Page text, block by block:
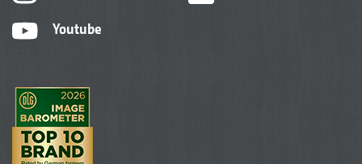
Youtube